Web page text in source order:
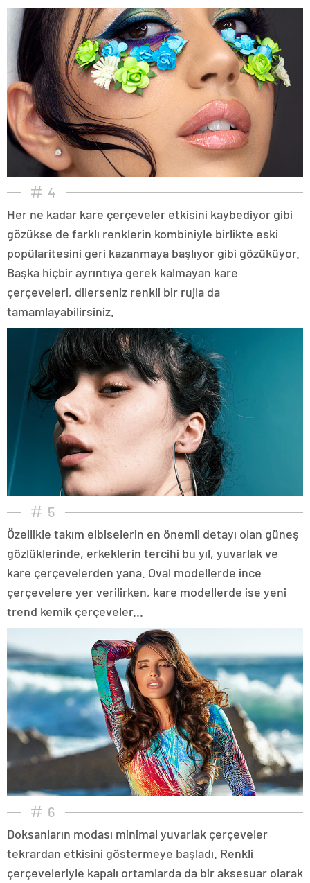
4
Her ne kadar kare çerçeveler etkisini kaybediyor gibi
gözükse de farklı renklerin kombiniyle birlikte eski
popülaritesini geri kazanmaya başlıyor gibi gözüküyor.
Başka hiçbir ayrıntıya gerek kalmayan kare
çerçeveleri, dilerseniz renkli bir rujla da
tamamlayabilirsiniz.
5
Özellikle takım elbiselerin en önemli detayı olan güneş
gözlüklerinde, erkeklerin tercihi bu yıl, yuvarlak ve
kare çerçevelerden yana. Oval modellerde ince
çerçevelere yer verilirken, kare modellerde ise yeni
trend kemik çerçeveler...
6
Doksanların modası minimal yuvarlak çerçeveler
tekrardan etkisini göstermeye başladı. Renkli
çerçeveleriyle kapalı ortamlarda da bir aksesuar olarak